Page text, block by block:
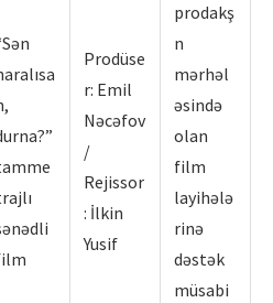
Prodüse
r: Emil
Nəcəfov
/
Rejissor
: İlkin
Yusif
prodakş
n
mərhəl
əsində
olan
film
layihələ
rinə
dəstək
müsabi